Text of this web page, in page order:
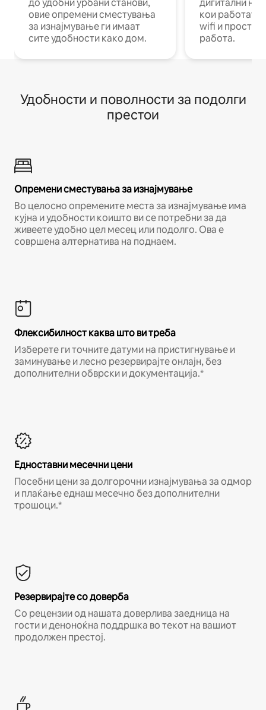
до удобни урбани станови,
овие опремени сместувања
за изнајмување ги имаат
сите удобности како дом.
дигитални
кои работат
wifi и
работа.
Удобности и поволности за подолги
престои
Опремени сместувања за изнајмување
Во целосно опремените места за изнајмување има
кујна и удобности коишто ви се потребни за да
живеете удобно цел месец или подолго. Ова е
совршена алтернатива на поднаем.
Флексибилност каква што ви треба
Изберете ги точните датуми на пристигнување и
заминување и лесно резервирајте онлајн, без
дополнителни обврски и документација.*
Едноставни месечни цени
Посебни цени за долгорочни изнајмувања за одмор
и плаќање еднаш месечно без дополнителни
трошоци.*
Резервирајте со доверба
Со рецензии од нашата доверлива заедница на
гости и деноноќна поддршка во текот на вашиот
продолжен престој.